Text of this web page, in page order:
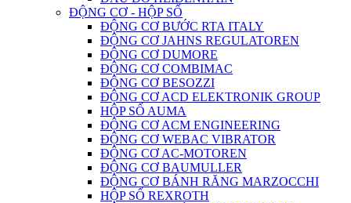
ĐỘNG CƠ - HỘP SỐ
ĐỘNG CƠ BƯỚC RTA ITALY
ĐỘNG CƠ JAHNS REGULATOREN
ĐỘNG CƠ DUMORE
ĐỘNG CƠ COMBIMAC
ĐỘNG CƠ BESOZZI
ĐỘNG CƠ ACD ELEKTRONIK GROUP
HỘP SỐ AUMA
ĐỘNG CƠ ACM ENGINEERING
ĐỘNG CƠ WEBAC VIBRATOR
ĐỘNG CƠ AC-MOTOREN
ĐỘNG CƠ BAUMULLER
ĐỘNG CƠ BÁNH RĂNG MARZOCCHI
HỘP SỐ REXROTH